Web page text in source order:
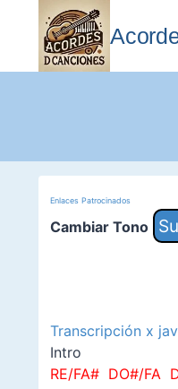
contenido
Enlaces Patrocinados
Cambiar Tono
Transcripción x
Intro
RE/FA# DO#/FA